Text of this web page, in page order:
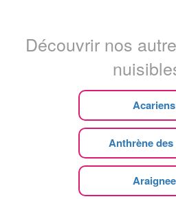
Découvrir nos
Acariens
Anthrène
Araignee